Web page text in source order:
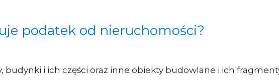
podatek od nieruchomości?
i ich części oraz inne obiekty budowlane i ich